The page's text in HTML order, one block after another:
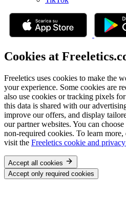
Cookies at
Freeletics uses cookies to make the
your experience. Some cookies are
also use cookies or tracking pixels
this data is shared with our
improve our offers, and display
our partner websites. You can
non-required cookies. To learn
visit the Freeletics cookie and
Accept all cookies
Accept only required cookies